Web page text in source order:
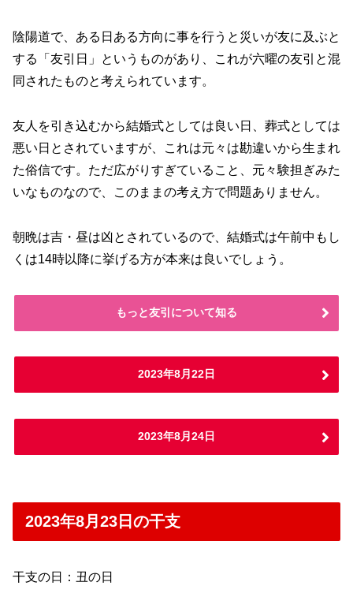
陰陽道で、ある日ある方向に事を行うと災いが友に及ぶと
する「友引日」というものがあり、これが六曜の友引と混
同されたものと考えられています。
友人を引き込むから結婚式としては良い日、葬式としては
悪い日とされていますが、これは元々は勘違いから生まれ
た俗信です。ただ広がりすぎていること、元々験担ぎみた
いなものなので、このままの考え方で問題ありません。
朝晩は吉・昼は凶とされているので、結婚式は午前中もし
くは14時以降に挙げる方が本来は良いでしょう。
もっと友引について知る
2023年8月22日
2023年8月24日
2023年8月23日の干支
干支の日：丑の日